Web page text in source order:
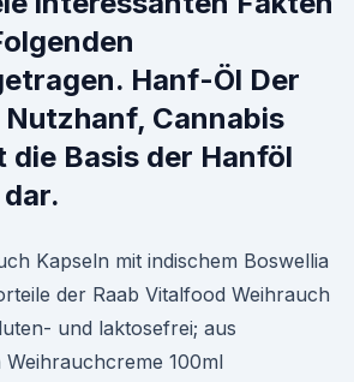
Hanf-Öl Der
Nutzhanf, Cannabis
Basis der Hanföl
Kapseln mit indischem Boswellia
der Raab Vitalfood Weihrauch
und laktosefrei; aus
100ml